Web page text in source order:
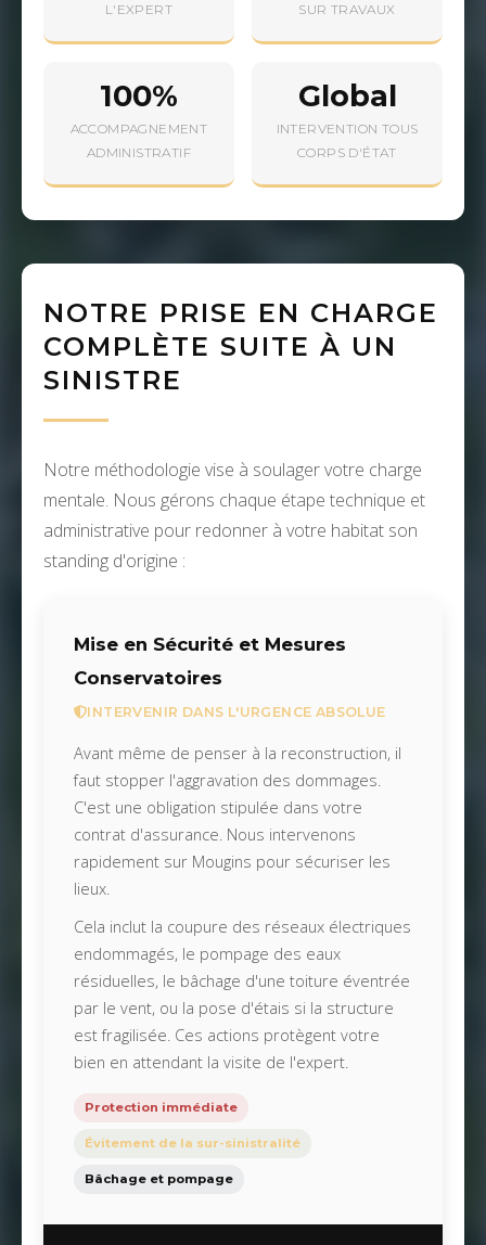
L'EXPERT
SUR TRAVAUX
100%
ACCOMPAGNEMENT
ADMINISTRATIF
Global
INTERVENTION TOUS
CORPS D'ÉTAT
NOTRE PRISE EN CHARGE
COMPLÈTE SUITE À UN
SINISTRE
Notre méthodologie vise à soulager votre charge
mentale. Nous gérons chaque étape technique et
administrative pour redonner à votre habitat son
standing d'origine :
Mise en Sécurité et Mesures
Conservatoires
INTERVENIR DANS L'URGENCE ABSOLUE
Avant même de penser à la reconstruction, il
faut stopper l'aggravation des dommages.
C'est une obligation stipulée dans votre
contrat d'assurance. Nous intervenons
rapidement sur Mougins pour sécuriser les
lieux.
Cela inclut la coupure des réseaux électriques
endommagés, le pompage des eaux
résiduelles, le bâchage d'une toiture éventrée
par le vent, ou la pose d'étais si la structure
est fragilisée. Ces actions protègent votre
bien en attendant la visite de l'expert.
Protection immédiate
Évitement de la sur-sinistralité
Bâchage et pompage